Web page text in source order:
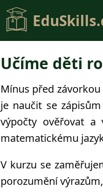
Učíme děti
Mínus před
je naučit se
výpočty ověřovat a
matematickému
V kurzu se
porozumění